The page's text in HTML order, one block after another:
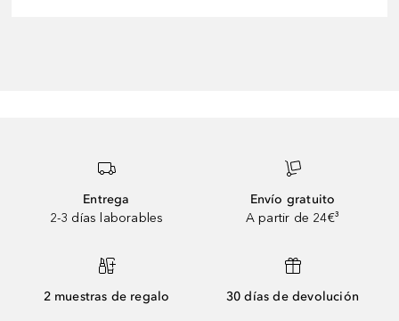
Entrega
2-3 días laborables
Envío gratuito
A partir de 24€³
2 muestras de regalo 30 días de devolución